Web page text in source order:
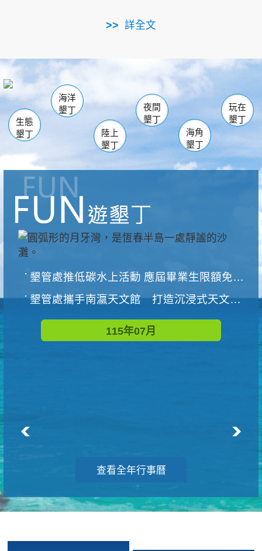
詳全文
南仁湖
海生館
恆春 佳樂水
龍鑾潭自然中心 森林遊樂區
瓊麻館
關山 墾管處遊客中心
社頂公園 風吹沙
船帆石
白砂 龍磐公園
香蕉灣
砂島
鵝鑾鼻
生態
墾丁
海洋
墾丁
陸上
墾丁
夜間
墾丁
海角
墾丁
玩在
墾丁
墾管處推低碳水上活動 應屆畢業生限額免費參加
墾管處攜手南瀛天文館 打造沉浸式天文探索營隊
115年07月
查看全年行事曆